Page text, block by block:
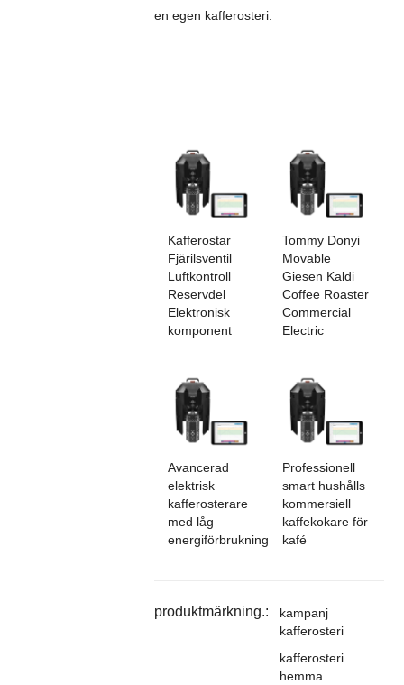
en egen kafferosteri.
Kafferostar
Fjärilsventil
Luftkontroll
Reservdel
Elektronisk
komponent
Tommy Donyi
Movable
Giesen Kaldi
Coffee Roaster
Commercial
Electric
Avancerad
elektrisk
kafferosterare
med låg
energiförbrukning
Professionell
smart hushålls
kommersiell
kaffekokare för
kafé
produktmärkning.:
kampanj
kafferosteri
kafferosteri
hemma